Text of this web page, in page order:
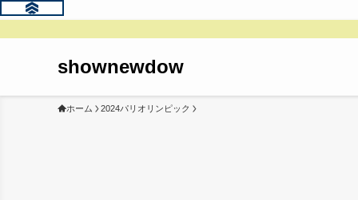
shownewdow
ホーム 2024パリオリンピック